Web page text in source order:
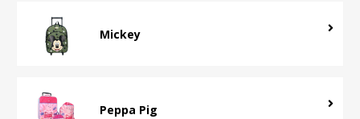
Mickey
Peppa Pig